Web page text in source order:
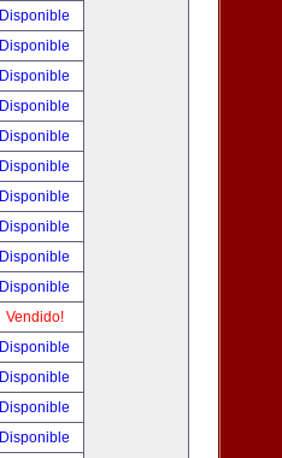
Disponible
Disponible
Disponible
Disponible
Disponible
Disponible
Disponible
Disponible
Disponible
Disponible
Vendido!
Disponible
Disponible
Disponible
Disponible